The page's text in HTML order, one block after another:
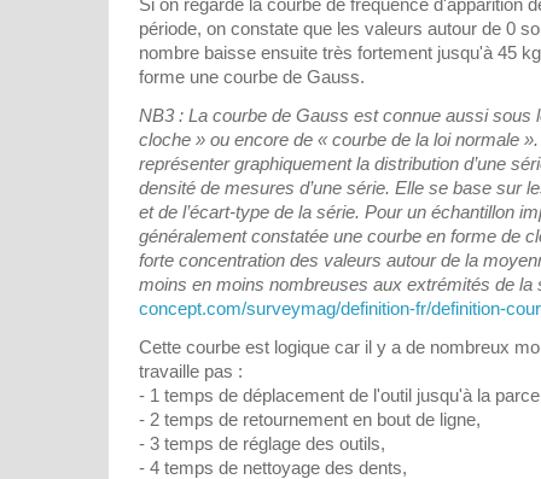
Si on regarde la courbe de fréquence d'apparition
période, on constate que les valeurs autour de 0
nombre baisse ensuite très fortement jusqu'à 45
forme une courbe de Gauss.
NB3 : La courbe de Gauss est connue aussi sous
cloche » ou encore de « courbe de la loi normale
représenter graphiquement la distribution d’une
densité de mesures d’une série. Elle se base sur
et de l’écart-type de la série. Pour un échantillon
généralement constatée une courbe en forme de
forte concentration des valeurs autour de la
moins en moins nombreuses aux extrémités de la
concept.com/surveymag/definition-fr/definition-
Cette courbe est logique car il y a de nombreux
travaille pas :
- 1 temps de déplacement de l'outil jusqu'à la
- 2 temps de retournement en bout de ligne,
- 3 temps de réglage des outils,
- 4 temps de nettoyage des dents,